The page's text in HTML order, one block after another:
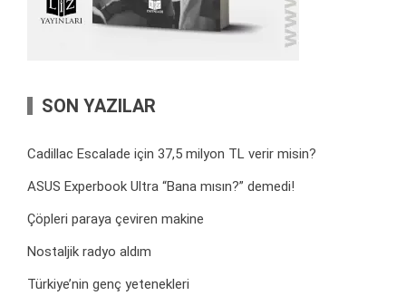
SON YAZILAR
Cadillac Escalade için 37,5 milyon TL verir misin?
ASUS Experbook Ultra “Bana mısın?” demedi!
Çöpleri paraya çeviren makine
Nostaljik radyo aldım
Türkiye’nin genç yetenekleri